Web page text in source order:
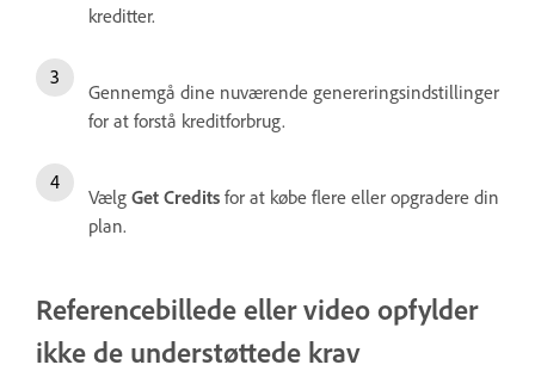
kreditter.
Gennemgå dine nuværende genereringsindstillinger
for at forstå kreditforbrug.
Vælg Get Credits for at købe flere eller opgradere din
plan.
Referencebillede eller video opfylder
ikke de understøttede krav